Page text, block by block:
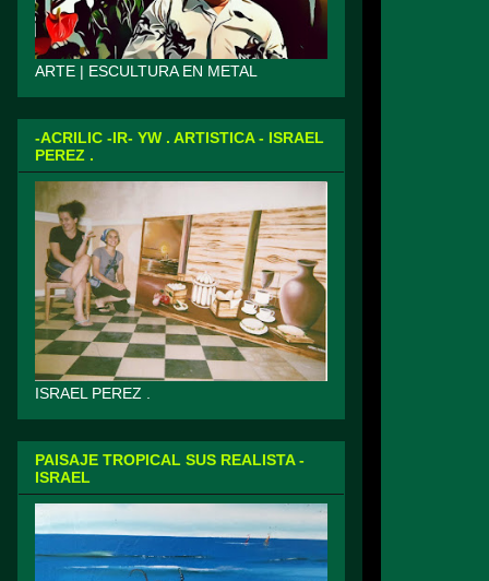
ARTE | ESCULTURA EN METAL
-ACRILIC -IR- YW . ARTISTICA - ISRAEL
PEREZ .
ISRAEL PEREZ .
PAISAJE TROPICAL SUS REALISTA -
ISRAEL